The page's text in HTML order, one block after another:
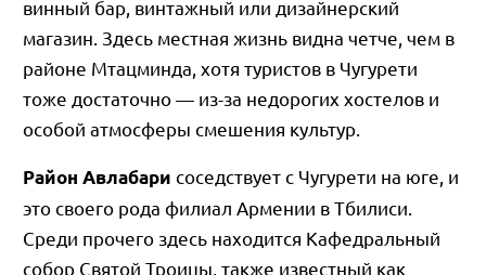
винный бар, винтажный или дизайнерский
магазин. Здесь местная жизнь видна четче, чем в
районе Мтацминда, хотя туристов в Чугурети
тоже достаточно — из-за недорогих хостелов и
особой атмосферы смешения культур.
Район Авлабари соседствует с Чугурети на юге, и
это своего рода филиал Армении в Тбилиси.
Среди прочего здесь находится Кафедральный
собор Святой Троицы, также известный как